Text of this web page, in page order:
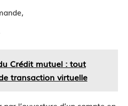
Crédit mutuel : tout
transaction virtuelle